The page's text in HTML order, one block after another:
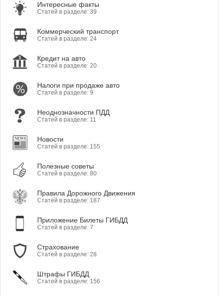
Интересные факты
Статей в разделе: 39
Коммерческий транспорт
Статей в разделе: 24
Кредит на авто
Статей в разделе: 20
Налоги при продаже авто
Статей в разделе: 9
Неоднозначности ПДД
Статей в разделе: 11
Новости
Статей в разделе: 155
Полезные советы
Статей в разделе: 80
Правила Дорожного Движения
Статей в разделе: 187
Приложение Билеты ГИБДД
Статей в разделе: 7
Страхование
Статей в разделе: 28
Штрафы ГИБДД
Статей в разделе: 156